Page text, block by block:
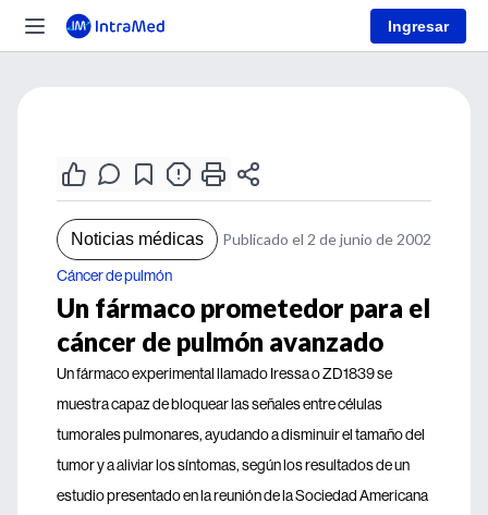
Ingresar
Noticias médicas Publicado el 2 de junio de 2002
Cáncer de pulmón
Un fármaco prometedor para el
cáncer de pulmón avanzado
Un fármaco experimental llamado Iressa o ZD1839 se
muestra capaz de bloquear las señales entre células
tumorales pulmonares, ayudando a disminuir el tamaño del
tumor y a aliviar los síntomas, según los resultados de un
estudio presentado en la reunión de la Sociedad Americana